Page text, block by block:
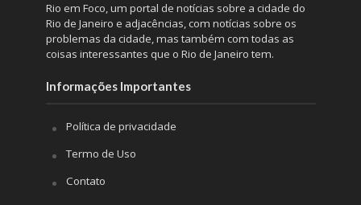
Rio em Foco, um portal de notícias sobre a cidade do
Rio de Janeiro e adjacências, com notícias sobre os
problemas da cidade, mas também com todas as
coisas interessantes que o Rio de Janeiro tem.
Informações Importantes
Política de privacidade
Termo de Uso
Contato